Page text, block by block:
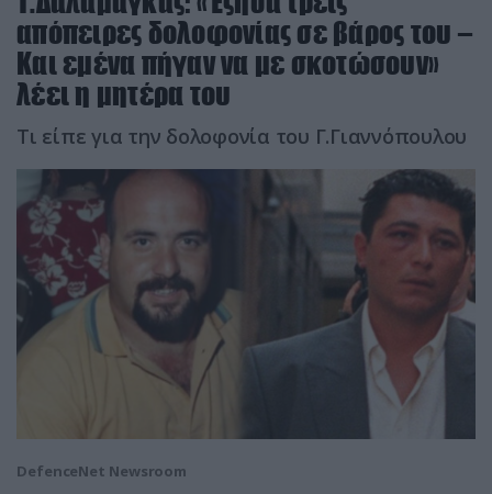
απόπειρες δολοφονίας σε βάρος του –
Και εμένα πήγαν να με σκοτώσουν»
λέει η μητέρα του
Τι είπε για την δολοφονία του Γ.Γιαννόπουλου
DefenceNet Newsroom